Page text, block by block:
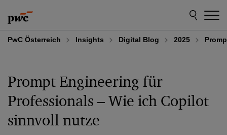
to
content
to
footer
PwC Österreich Insights Digital Blog 2025
Prompt Engineering für
Professionals – Wie ich Copilot
sinnvoll nutze